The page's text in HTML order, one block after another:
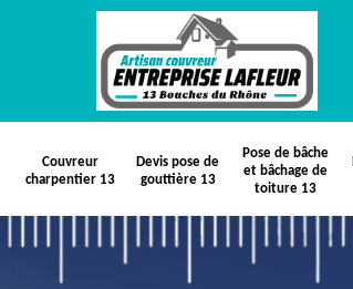
Couvreur
charpentier 13
Devis pose de
gouttière 13
Pose de bâche
et bâchage de
toiture 13